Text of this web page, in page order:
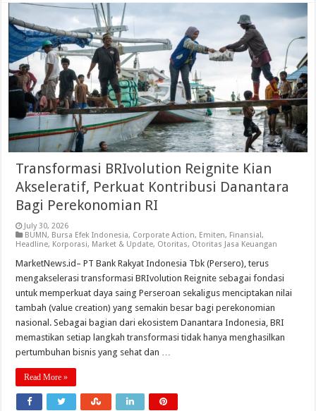
Transformasi BRIvolution Reignite Kian
Akseleratif, Perkuat Kontribusi Danantara
Bagi Perekonomian RI
July 30, 2026
BUMN, Bursa Efek Indonesia, Corporate Action, Emiten, Finansial,
Headline, Korporasi, Market & Update, Otoritas, Otoritas Jasa Keuangan
MarketNews.id– PT Bank Rakyat Indonesia Tbk (Persero), terus
mengakselerasi transformasi BRIvolution Reignite sebagai fondasi
untuk memperkuat daya saing Perseroan sekaligus menciptakan nilai
tambah (value creation) yang semakin besar bagi perekonomian
nasional. Sebagai bagian dari ekosistem Danantara Indonesia, BRI
memastikan setiap langkah transformasi tidak hanya menghasilkan
pertumbuhan bisnis yang sehat dan …
Read More »